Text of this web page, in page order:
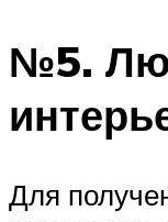
№5.
Для